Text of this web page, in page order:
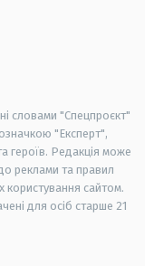
словами "Спецпроєкт"
"Експерт",
героїв. Редакція може
реклами та правил
сайтом.
для осіб старше 21